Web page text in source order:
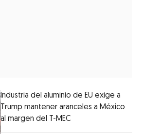
Industria del aluminio de EU exige a
Trump mantener aranceles a México
al margen del T-MEC